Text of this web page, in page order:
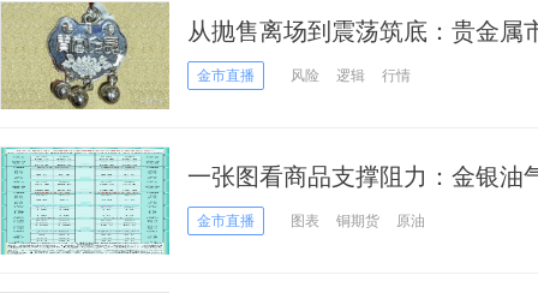
从抛售离场到震荡筑底：贵金属
金市直播 风险 逻辑 行情
一张图看商品支撑阻力：金银油
(2026年7月7日)
金市直播 图表 铜期货 原油